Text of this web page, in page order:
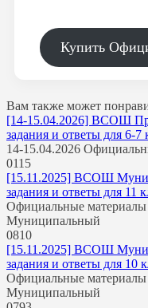
Купить
Вам также может
[14-15.04.2026] ВСОШ
задания и ответы для 6-7
14-15.04.2026
0115
[15.11.2025] ВСОШ
задания и ответы для 11
Официальные
Муниципальный
0810
[15.11.2025] ВСОШ
задания и ответы для 10
Официальные
Муниципальный